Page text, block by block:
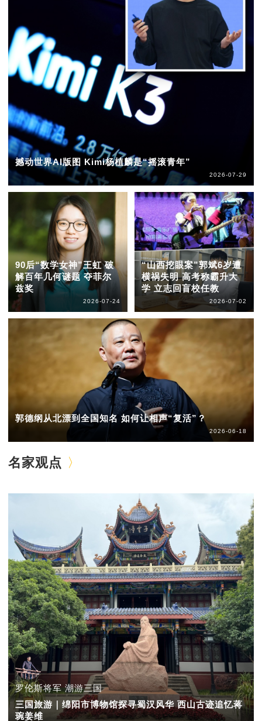
撼动世界AI版图 Kimi杨植麟是“摇滚青年”
2026-07-29
90后“数学女神”王虹 破
解百年几何谜题 夺菲尔
兹奖
2026-07-24
“山西挖眼案”郭斌6岁遭
横祸失明 高考称霸升大
学 立志回盲校任教
2026-07-02
郭德纲从北漂到全国知名 如何让相声“复活”？
2026-06-18
名家观点
罗伦斯将军 潮游三国
三国旅游｜绵阳市博物馆探寻蜀汉风华 西山古迹追忆蒋
琬姜维